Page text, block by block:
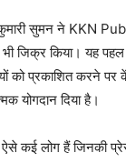
सुमन ने KKN
जिक्र किया। यह पहल
को प्रकाशित करने पर
योगदान दिया है।
कई लोग हैं जिनकी